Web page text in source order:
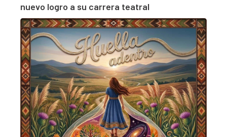
nuevo logro a su carrera teatral